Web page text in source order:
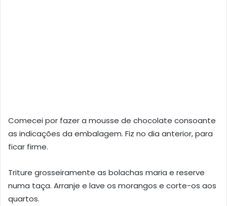
Comecei por fazer a mousse de chocolate consoante
as indicações da embalagem. Fiz no dia anterior, para
ficar firme.
Triture grosseiramente as bolachas maria e reserve
numa taça. Arranje e lave os morangos e corte-os aos
quartos.